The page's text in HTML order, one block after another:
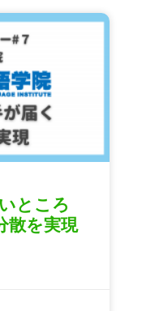
ところ
散を実現